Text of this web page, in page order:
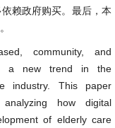
赖政府购买。最后，本
community, and
a new trend in the
industry. This paper
how digital
of elderly care